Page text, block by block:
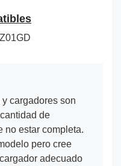
cargadores son
de
no estar completa.
pero cree
adecuado